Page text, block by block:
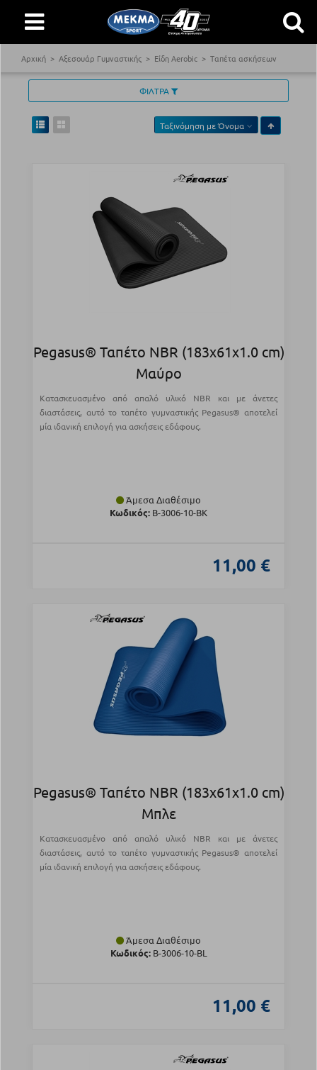
Αρχική Αξεσουάρ Γυμναστικής Είδη Aerobic Ταπέτα ασκήσεων
ΦΙΛΤΡΑ
Ταξινόμηση μεΌνομα
Pegasus® Ταπέτο NBR (183x61x1.0 cm)
Μαύρο
Κατασκευασμένο από απαλό υλικό NBR και με άνετες
διαστάσεις, αυτό το ταπέτο γυμναστικής Pegasus® αποτελεί
μία ιδανική επιλογή για ασκήσεις εδάφους.
Άμεσα Διαθέσιμο
Κωδικός: Β-3006-10-BK
11,00 €
Pegasus® Ταπέτο NBR (183x61x1.0 cm)
Μπλε
Κατασκευασμένο από απαλό υλικό NBR και με άνετες
διαστάσεις, αυτό το ταπέτο γυμναστικής Pegasus® αποτελεί
μία ιδανική επιλογή για ασκήσεις εδάφους.
Άμεσα Διαθέσιμο
Κωδικός:Β-3006-10-BL
11,00 €